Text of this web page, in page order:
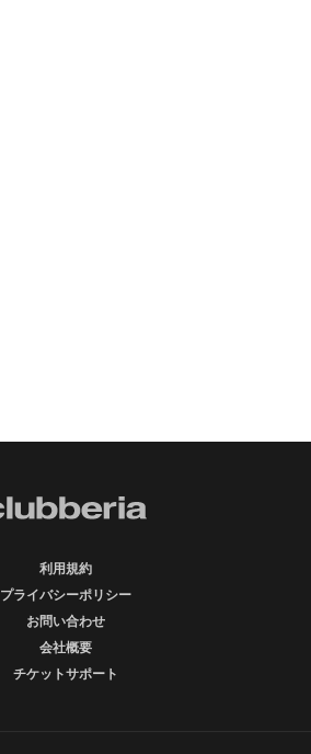
利用規約
プライバシーポリシー
お問い合わせ
会社概要
チケットサポート